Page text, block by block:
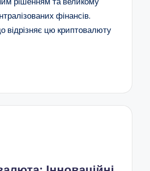
фінансів.
відрізняє цю криптовалюту